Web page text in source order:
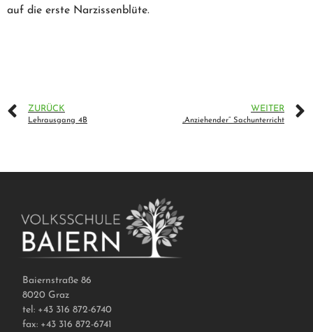
auf die erste Narzissenblüte.
ZURÜCK
Lehrausgang 4B
WEITER
„Anziehender“ Sachunterricht
Baiernstraße 86
8020 Graz
tel: +43 316 872-6740
fax: +43 316 872-6741